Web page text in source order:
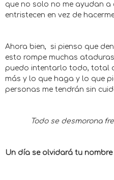
que no solo no me ayudan a
entristecen en vez de
Ahora bien, si pienso que
esto rompe muchas
puedo intentarlo todo, total
más y lo que haga y lo que
personas me tendrán sin
Todo se desmorona
Un día se olvidará tu nombre